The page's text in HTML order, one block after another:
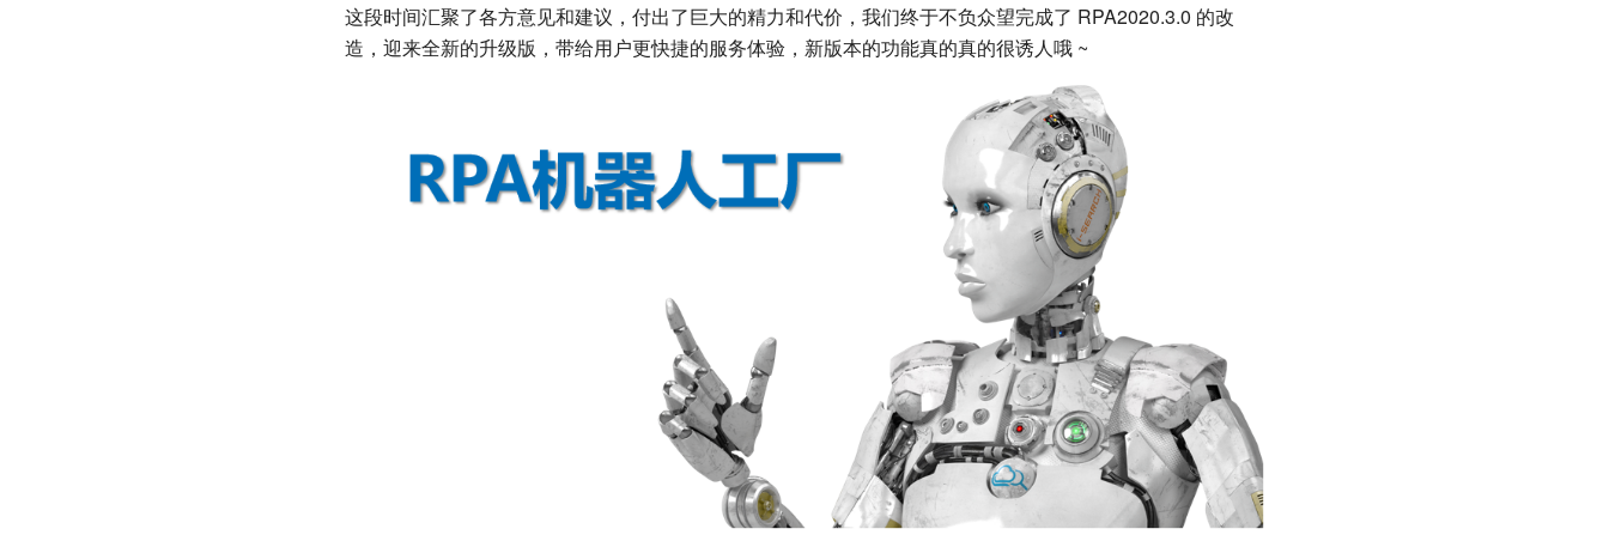
这段时间汇聚了各方意见和建议，付出了巨大的精力和代价，我们终于不负众望完成了 RPA2020.3.0 的改
造，迎来全新的升级版，带给用户更快捷的服务体验，新版本的功能真的真的很诱人哦 ~